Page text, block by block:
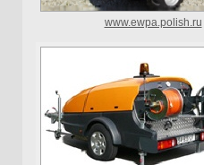
www.ewpa.polish.ru